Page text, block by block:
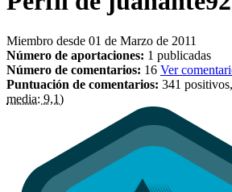
Miembro desde 01 de Marzo de 2011
Número de aportaciones: 1 publicadas
Número de comentarios: 16 Ver
Puntuación de comentarios: 341
media: 9,1)